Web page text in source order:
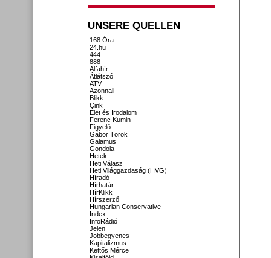
UNSERE QUELLEN
168 Óra
24.hu
444
888
Alfahír
Átlátszó
ATV
Azonnali
Blikk
Cink
Élet és Irodalom
Ferenc Kumin
Figyelő
Gábor Török
Galamus
Gondola
Hetek
Heti Válasz
Heti Világgazdaság (HVG)
Híradó
Hírhatár
HírKlikk
Hírszerző
Hungarian Conservative
Index
InfoRádió
Jelen
Jobbegyenes
Kapitalizmus
Kettős Mérce